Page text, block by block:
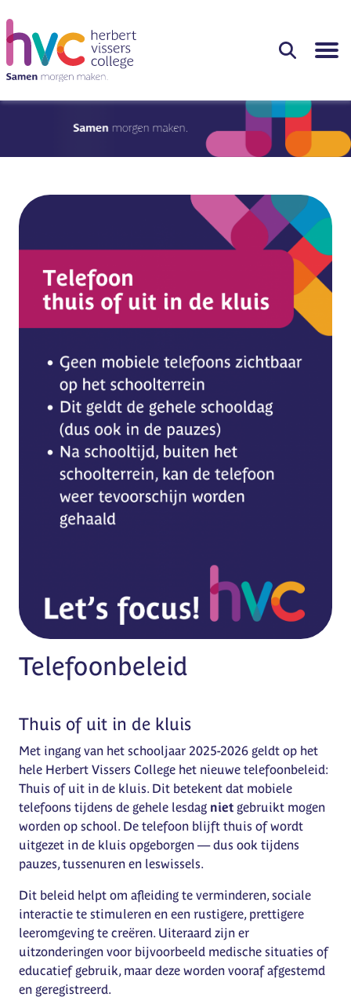
Telefoonbeleid
Thuis of uit in de kluis
Met ingang van het schooljaar 2025-2026 geldt op het
hele Herbert Vissers College het nieuwe telefoonbeleid:
Thuis of uit in de kluis. Dit betekent dat mobiele
telefoons tijdens de gehele lesdag niet gebruikt mogen
worden op school. De telefoon blijft thuis of wordt
uitgezet in de kluis opgeborgen — dus ook tijdens
pauzes, tussenuren en leswissels.
Dit beleid helpt om afleiding te verminderen, sociale
interactie te stimuleren en een rustigere, prettigere
leeromgeving te creëren. Uiteraard zijn er
uitzonderingen voor bijvoorbeeld medische situaties of
educatief gebruik, maar deze worden vooraf afgestemd
en geregistreerd.